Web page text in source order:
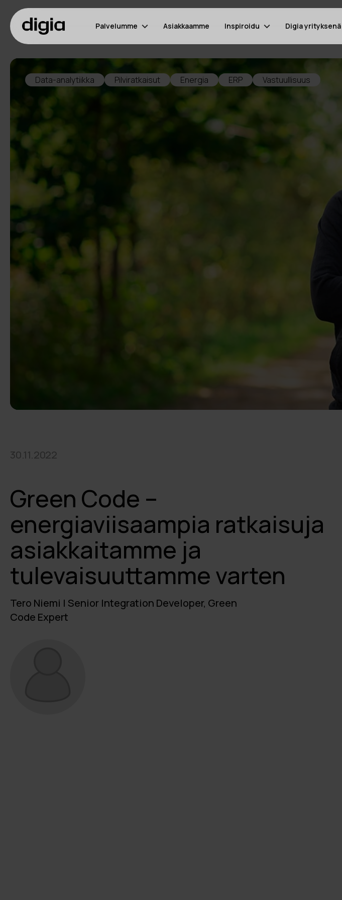
Palvelumme Asiakkaamme Inspiroidu Digia yrityksenä
Data-analytiikka Pilviratkaisut Energia ERP Vastuullisuus
30.11.2022
Green Code –
energiaviisaampia ratkaisuja
asiakkaitamme ja
tulevaisuuttamme varten
Tero Niemi | Senior Integration Developer, Green
Code Expert